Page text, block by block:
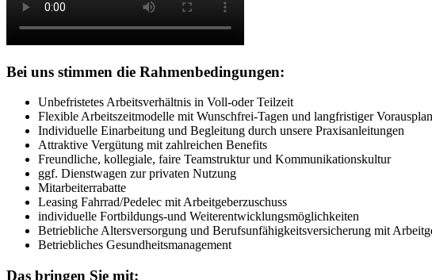
Bei uns stimmen die Rahmenbedingungen:
Unbefristetes Arbeitsverhältnis in Voll-oder Teilzeit
Flexible Arbeitszeitmodelle mit Wunschfrei-Tagen und langfristiger
Individuelle Einarbeitung und Begleitung durch unsere Praxisanleitungen
Attraktive Vergütung mit zahlreichen Benefits
Freundliche, kollegiale, faire Teamstruktur und Kommunikationskultur
ggf. Dienstwagen zur privaten Nutzung
Mitarbeiterrabatte
Leasing Fahrrad/Pedelec mit Arbeitgeberzuschuss
individuelle Fortbildungs-und Weiterentwicklungsmöglichkeiten
Betriebliche Altersversorgung und Berufsunfähigkeitsversicherung mit
Betriebliches Gesundheitsmanagement
Das bringen Sie mit: